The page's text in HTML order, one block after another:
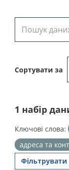
Сортувати за
1 набір
Ключові слова:
адреса та